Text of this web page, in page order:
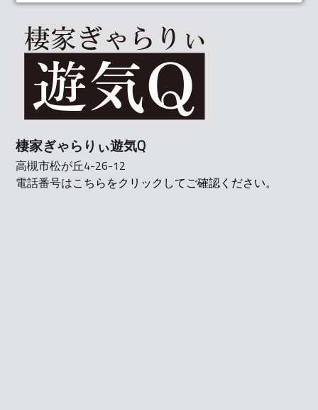
棲家ぎゃらりぃ遊気Q
高槻市松が丘4-26-12
電話番号はこちらをクリックしてご確認ください。